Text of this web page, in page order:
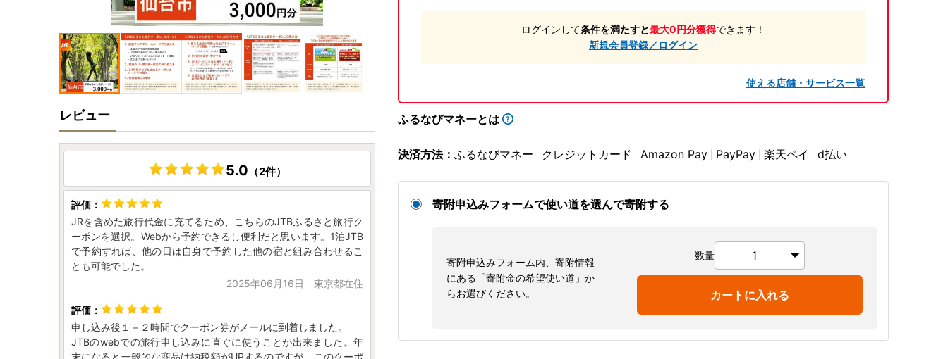
ログインして条件を満たすと最大0円分獲得できます！
新規会員登録／ログイン
使える店舗・サービス一覧
ふるなびマネーとは
決済方法： ふるなびマネー クレジットカード Amazon Pay PayPay 楽天ペイ d払い
寄附申込みフォームで使い道を選んで寄附する
寄附申込みフォーム内、寄附情報
にある「寄附金の希望使い道」か
らお選びください。
数量
カートに入れる
レビュー
5.0 （2件）
JRを含めた旅行代金に充てるため、こちらのJTBふるさと旅行ク
ーポンを選択。Webから予約できるし便利だと思います。1泊JTB
で予約すれば、他の日は自身で予約した他の宿と組み合わせるこ
とも可能でした。
2025年06月16日 東京都在住
申し込み後１－２時間でクーポン券がメールに到着しました。
JTBのwebでの旅行申し込みに直ぐに使うことが出来ました。年
末になると一般的な商品は納税額がUPするのですが、このクーポ